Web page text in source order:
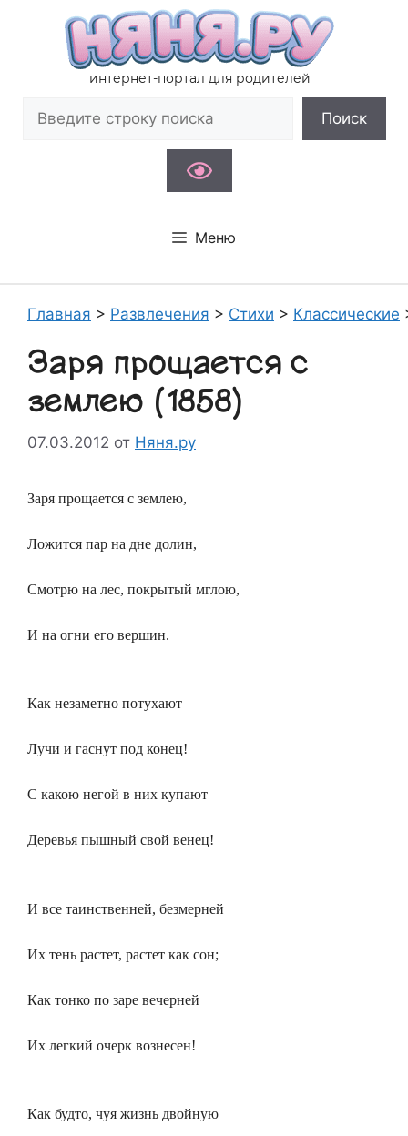
содержимому
интернет-портал для родителей
Поиск
Меню
Главная > Развлечения > Стихи > Классические
Заря прощается с
землею (1858)
07.03.2012 от Няня.ру
Заря прощается с землею,
Ложится пар на дне долин,
Смотрю на лес, покрытый мглою,
И на огни его вершин.
Как незаметно потухают
Лучи и гаснут под конец!
С какою негой в них купают
Деревья пышный свой венец!
И все таинственней, безмерней
Их тень растет, растет как сон;
Как тонко по заре вечерней
Их легкий очерк вознесен!
Как будто, чуя жизнь двойную